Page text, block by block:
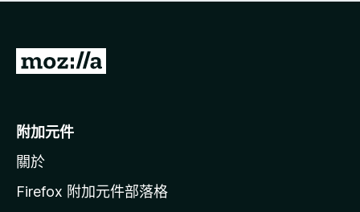
有
前
o
i
l
附加元件
關於
Firefox 附加元件部落格